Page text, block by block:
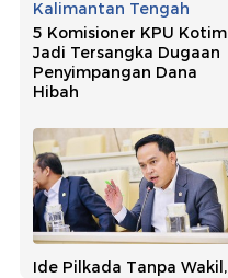
Kalimantan Tengah
5 Komisioner KPU Kotim
Jadi Tersangka Dugaan
Penyimpangan Dana
Hibah
Ide Pilkada Tanpa Wakil,